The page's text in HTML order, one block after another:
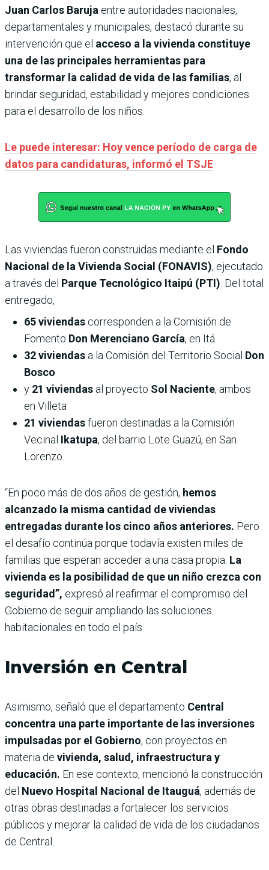
Juan Carlos Baruja entre autoridades nacionales,
departamentales y municipales, destacó durante su
intervención que el acceso a la vivienda constituye
una de las principales herramientas para
transformar la calidad de vida de las familias, al
brindar seguridad, estabilidad y mejores condiciones
para el desarrollo de los niños.
Le puede interesar: Hoy vence período de carga de
datos para candidaturas, informó el TSJE
Las viviendas fueron construidas mediante el Fondo
Nacional de la Vivienda Social (FONAVIS), ejecutado
a través del Parque Tecnológico Itaipú (PTI) . Del total
entregado,
65 viviendas corresponden a la Comisión de
Fomento Don Merenciano García, en Itá
32 viviendas a la Comisión del Territorio Social Don
Bosco
y 21 viviendas al proyecto Sol Naciente, ambos
en Villeta
21 viviendasfueron destinadas a la Comisión
Vecinal Ikatupa, del barrio Lote Guazú, en San
Lorenzo.
“En poco más de dos años de gestión, hemos
alcanzado la misma cantidad de viviendas
entregadas durante los cinco años anteriores. Pero
el desafío continúa porque todavía existen miles de
familias que esperan acceder a una casa propia. La
vivienda es la posibilidad de que un niño crezca con
seguridad”, expresó al reafirmar el compromiso del
Gobierno de seguir ampliando las soluciones
habitacionales en todo el país.
Inversión en Central
Asimismo, señaló que el departamento Central
concentra una parte importante de las inversiones
impulsadas por el Gobierno, con proyectos en
materia de vivienda, salud, infraestructura y
educación. En ese contexto, mencionó la construcción
del Nuevo Hospital Nacional de Itauguá, además de
otras obras destinadas a fortalecer los servicios
públicos y mejorar la calidad de vida de los ciudadanos
de Central.